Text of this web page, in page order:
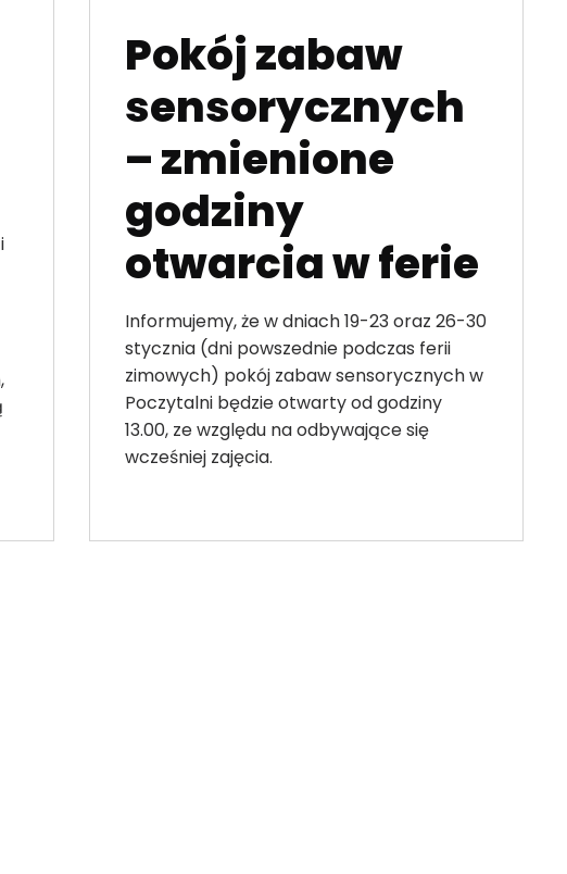
Pokój zabaw
sensorycznych
– zmienione
godziny
otwarcia w ferie
Informujemy, że w dniach 19-23 oraz 26-30
stycznia (dni powszednie podczas ferii
zimowych) pokój zabaw sensorycznych w
Poczytalni będzie otwarty od godziny
13.00, ze względu na odbywające się
wcześniej zajęcia.